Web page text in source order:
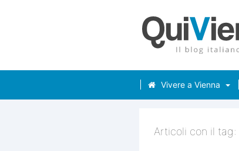
Vivere a Vienna
Articoli con il tag: